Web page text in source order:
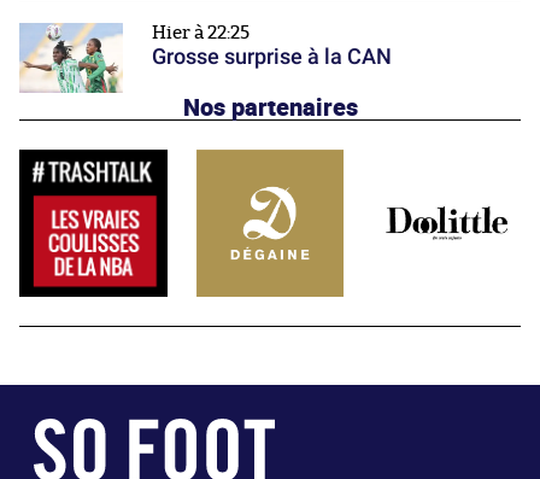
Hier à 22:25
Grosse surprise à la CAN
Nos partenaires